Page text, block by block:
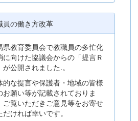
員の働き方改革
県教育委員会で教職員の多忙化
に向けた協議会からの「提言Ｒ
が公開されました.。
的な提言や保護者・地域の皆様
お願い等が記載されておりま
ご覧いただきご意見等をお寄せ
だければ幸いです。